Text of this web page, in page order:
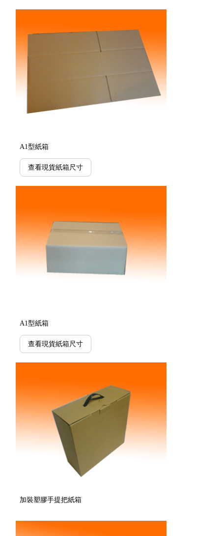
A1型紙箱
查看現貨紙箱尺寸
A1型紙箱
查看現貨紙箱尺寸
加裝塑膠手提把紙箱